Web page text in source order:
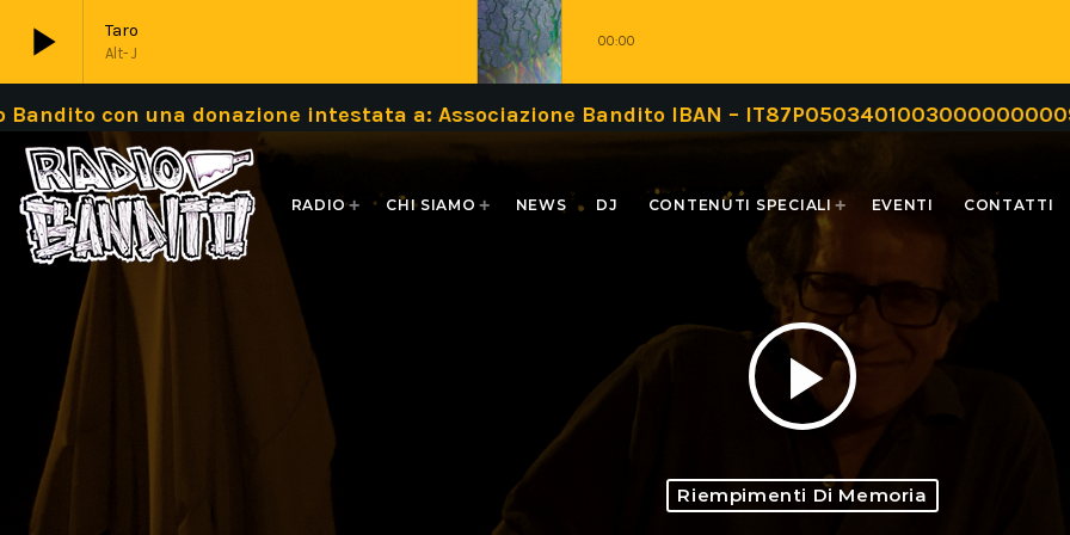
play_arrow Taro
Alt-J
00:00
play_arrow Live
una donazione intestata a: Associazione Bandito IBAN – IT87P0503401003000000000999
RADIO CHI SIAMO NEWS DJ CONTENUTI SPECIALI EVENTI CONTATTI
play_arrow
Riempimenti Di Memoria